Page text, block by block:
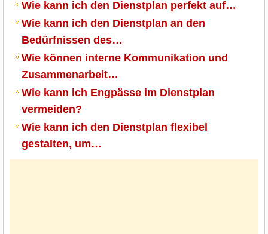
Wie kann ich den Dienstplan perfekt auf…
Wie kann ich den Dienstplan an den
Bedürfnissen des…
Wie können interne Kommunikation und
Zusammenarbeit…
Wie kann ich Engpässe im Dienstplan
vermeiden?
Wie kann ich den Dienstplan flexibel
gestalten, um…